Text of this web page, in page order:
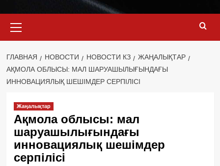
меню
ГЛАВНАЯ НОВОСТИ НОВОСТИ КЗ
ЖАҢАЛЫҚТАР
АҚМОЛА ОБЛЫСЫ: МАЛ ШАРУАШЫЛЫҒЫНДАҒЫ
ИННОВАЦИЯЛЫҚ ШЕШІМДЕР СЕРПІЛІСІ
Жаңалықтар
Ақмола облысы: мал
шаруашылығындағы
инновациялық шешімдер
серпілісі